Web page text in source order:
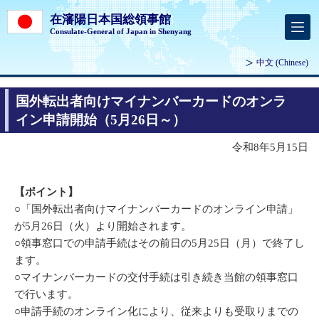
在瀋陽日本国総領事館
Consulate-General of Japan in Shenyang
中文 (Chinese)
国外転出者向けマイナンバーカードのオンラ
イン申請開始（5月26日～）
令和8年5月15日
【ポイント】
○「国外転出者向けマイナンバーカードのオンライン申請」
が5月26日（火）より開始されます。
○領事窓口での申請手続はその前日の5月25日（月）で終了し
ます。
○マイナンバーカードの交付手続は引き続き当館の領事窓口
で行います。
○申請手続のオンライン化により、従来よりも受取りまでの